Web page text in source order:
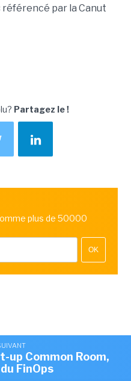
référencé par la Canut
Partagez le !
plus de 50000
OK
up Common Room,
FinOps